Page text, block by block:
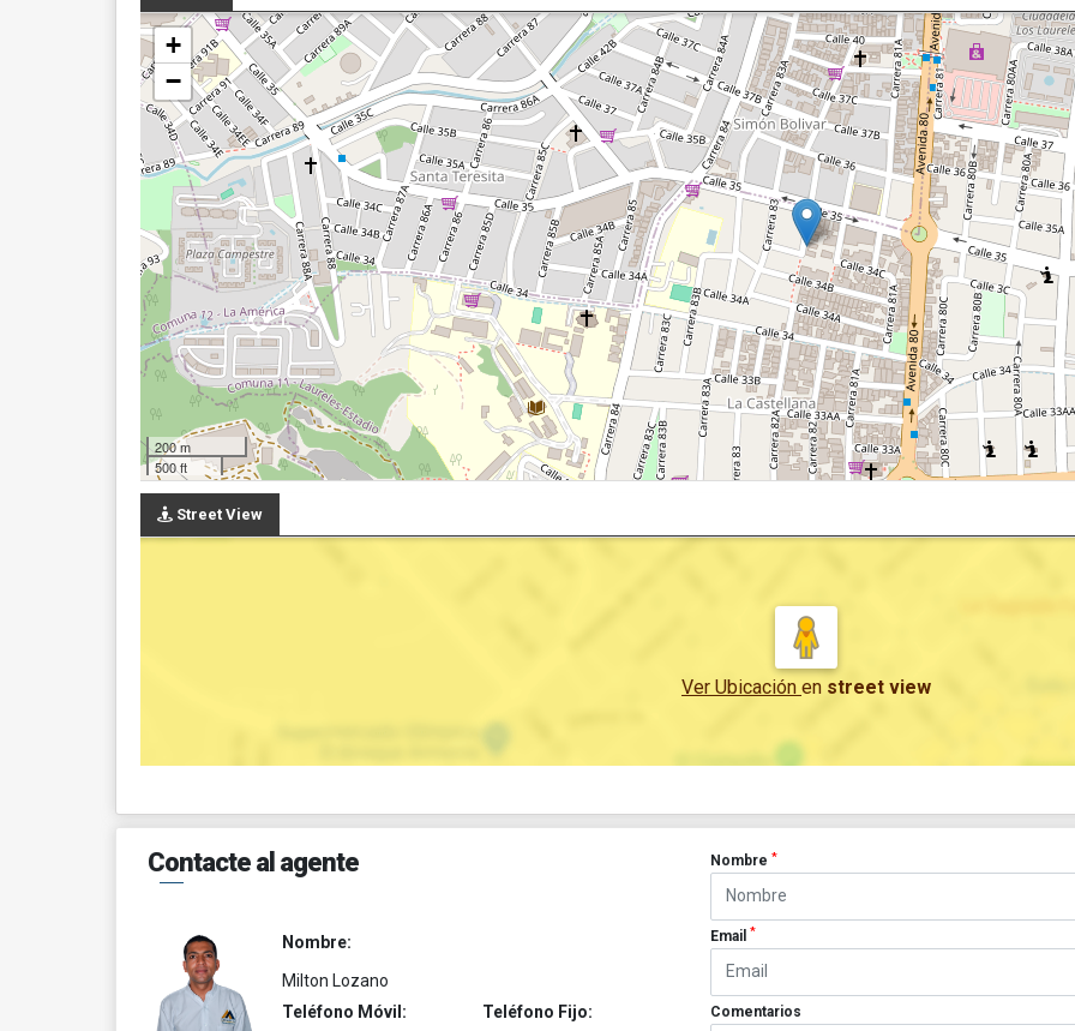
+
−
200 m
500 ft
Street View
Ver Ubicación en street view
Contacte al agente
Nombre:
Milton Lozano
Teléfono Móvil:
Teléfono Fijo:
Nombre*
Email*
Comentarios